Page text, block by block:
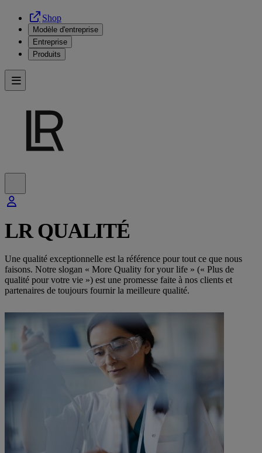
Shop
Modèle d'entreprise
Entreprise
Produits
LR QUALITÉ
Une qualité exceptionnelle est la référence pour tout ce que nous
faisons. Notre slogan « More Quality for your life » (« Plus de
qualité pour votre vie ») est une promesse faite à nos clients et
partenaires de toujours fournir la meilleure qualité.